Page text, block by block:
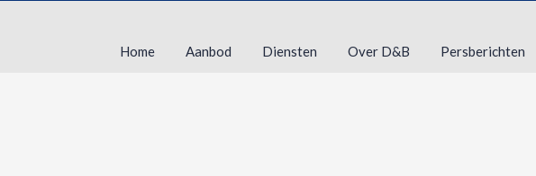
Home Aanbod Diensten Over D&B Persberichten